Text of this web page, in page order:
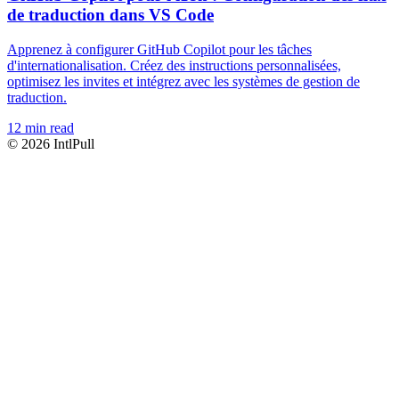
de traduction dans VS Code
Apprenez à configurer GitHub Copilot pour les tâches
d'internationalisation. Créez des instructions personnalisées,
optimisez les invites et intégrez avec les systèmes de gestion de
traduction.
12 min read
© 2026 IntlPull